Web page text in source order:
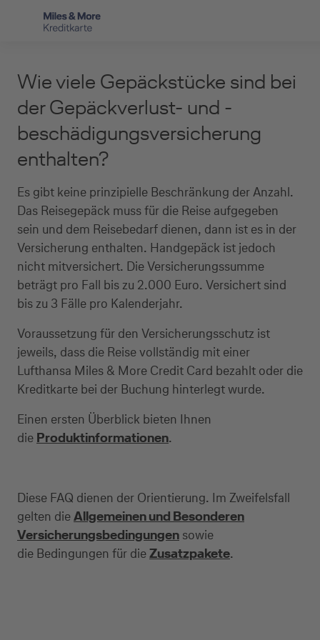
Direkt zur Suche (Enter drücken)
Direkt zum Hauptinhalt (Enter drücken)
Selbstständige
Unternehmen
Service
Miles & More Programm
Schritt für Schritt zur neuen Karte
Kreditkarte empfehlen
Kreditkarten-Banking
Kreditkarte beantragen
Wie viele Gepäckstücke sind bei
der Gepäck­verlust- und -
beschädigungsversicherung
enthalten?
Es gibt keine prinzipielle Beschränkung der Anzahl.
Das Reisegepäck muss für die Reise aufgegeben
sein und dem Reisebedarf dienen, dann ist es in der
Versicherung enthalten. Handgepäck ist jedoch
nicht mitversichert. Die Versicherungssumme
beträgt pro Fall bis zu 2.000 Euro. Versichert sind
bis zu 3 Fälle pro Kalenderjahr.
Voraussetzung für den Versicherungsschutz ist
jeweils, dass die Reise vollständig mit einer
Lufthansa Miles & More Credit Card bezahlt oder die
Kreditkarte bei der Buchung hinterlegt wurde.
Einen ersten Überblick bieten Ihnen
die Produktinformationen.
Diese FAQ dienen der Orientierung. Im Zweifelsfall
gelten dieAllgemeinen und Besonderen
Versicherungsbedingungen sowie
die Bedingungen für dieZusatzpakete.